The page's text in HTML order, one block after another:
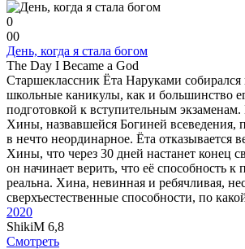
0
00
День, когда я стала богом
The Day I Became a God
Старшеклассник Ёта Наруками собирался
школьные каникулы, как и большинство
подготовкой к вступительным
Хины, назвавшейся Богиней всеведения,
в нечто неординарное. Ёта отказывается
Хины, что через 30 дней настанет конец
он начинает верить, что её способность к
реальна. Хина, невинная и ребячливая,
сверхъестественные способности, по
2020
ShikiM 6,8
Смотреть